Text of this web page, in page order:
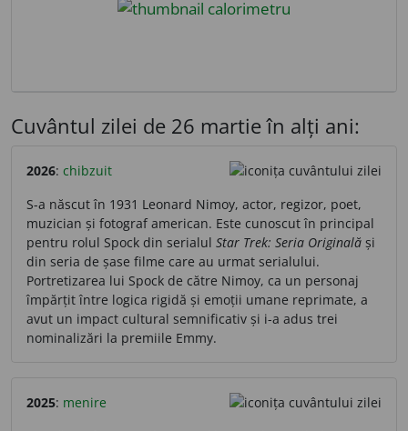
Cuvântul zilei de 26 martie în alți ani:
2026: chibzuit
S-a născut în 1931 Leonard Nimoy, actor, regizor, poet,
muzician și fotograf american. Este cunoscut în principal
pentru rolul Spock din serialul Star Trek: Seria Originală și
din seria de șase filme care au urmat serialului.
Portretizarea lui Spock de către Nimoy, ca un personaj
împărțit între logica rigidă și emoții umane reprimate, a
avut un impact cultural semnificativ și i-a adus trei
nominalizări la premiile Emmy.
2025: menire